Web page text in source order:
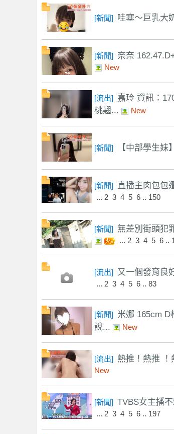
全
台
家
[新聞] 哇塞～巨乳大
[新聞] 奈奈
New
[流出] 嘉玲 資訊：
桃翹...
New
[新聞] 【中部學生妹
[新聞] 直播主肉包包
... 2 3 4 5 6 .. 150
[新聞] 無差別街頭犯
... 2 3 4 5 6 ..
[流出] 又一個發育良
... 2 3 4 5 6 .. 83
[新聞] 米娜 165cm D
說...
New
[流出] 熱推！熱推 ！
New
[新聞] TVBS女主播
... 2 3 4 5 6 .. 197